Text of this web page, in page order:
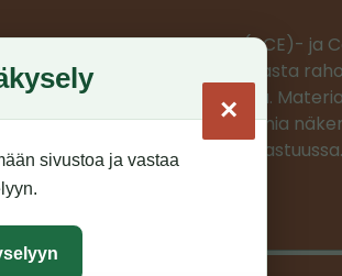
vauhdittaja (ACE)- ja
saavat EU:n LIFE-ohjelmasta
materiaalit on tuotettu.
ainoastaan projektien omia
Euroopan komissio ei ole vastuussa.
×
sivustoa ja vastaa